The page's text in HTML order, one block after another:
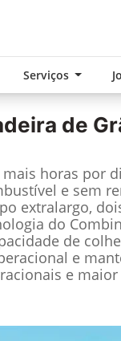
Serviços
de
horas por
e sem
extralargo,
do
de
e
e